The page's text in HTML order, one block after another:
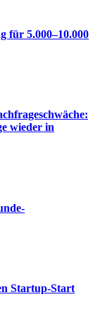
für 5.000–10.000
wieder in
Startup-Start